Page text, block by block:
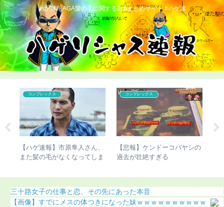
ハゲ薄毛AGA髪の毛に関する2chまとめサイト #ハゲ速
コンプレックス
【悲報】ケンドーコバヤシの
過去が壮絶すぎる
コンプレックス
【ハゲ速報】ダウン浜田雅功
さん、ハゲ散らかってしまう
三十路女子の仕事と恋、その先にあった本音
【画像】すでにメスの体つきになった妹ｗｗｗｗｗｗｗｗｗｗ